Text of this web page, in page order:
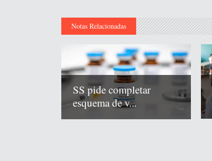
Notas Relacionadas
SS pide completar
esquema de v...